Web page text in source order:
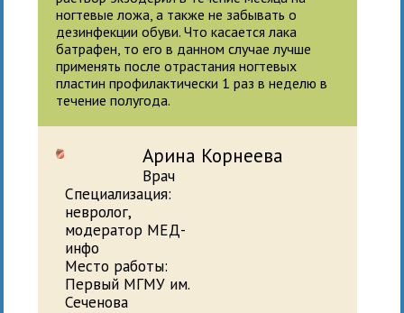
ногтевые ложа, а также не забывать о
дезинфекции обуви. Что касается лака
батрафен, то его в данном случае лучше
применять после отрастания ногтевых
пластин профилактически 1 раз в неделю в
течение полугода.
Арина Корнеева
Врач
Специализация:
невролог,
модератор МЕД-
инфо
Место работы:
Первый МГМУ им.
Сеченова